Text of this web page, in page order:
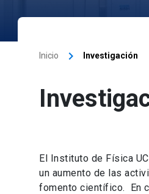
Inicio keyboard_arrow_right Investigación
El Instituto de Física
un aumento de las
fomento científico. En